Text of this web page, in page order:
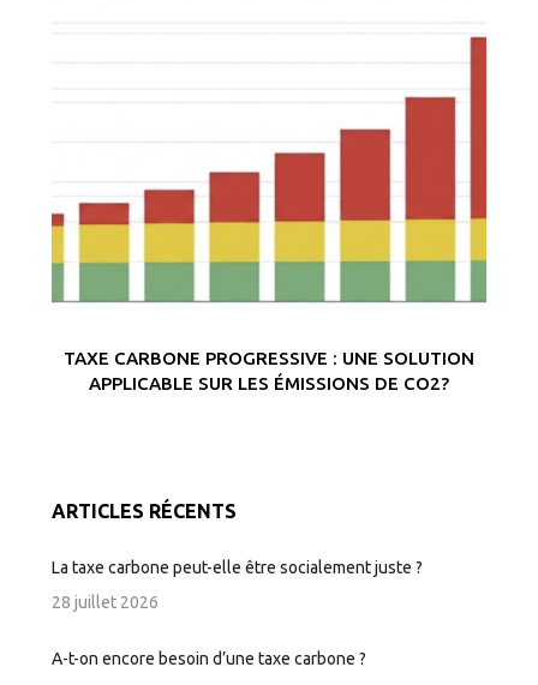
TAXE CARBONE PROGRESSIVE : UNE SOLUTION
APPLICABLE SUR LES ÉMISSIONS DE CO2?
ARTICLES RÉCENTS
La taxe carbone peut-elle être socialement juste ?
28 juillet 2026
A-t-on encore besoin d’une taxe carbone ?